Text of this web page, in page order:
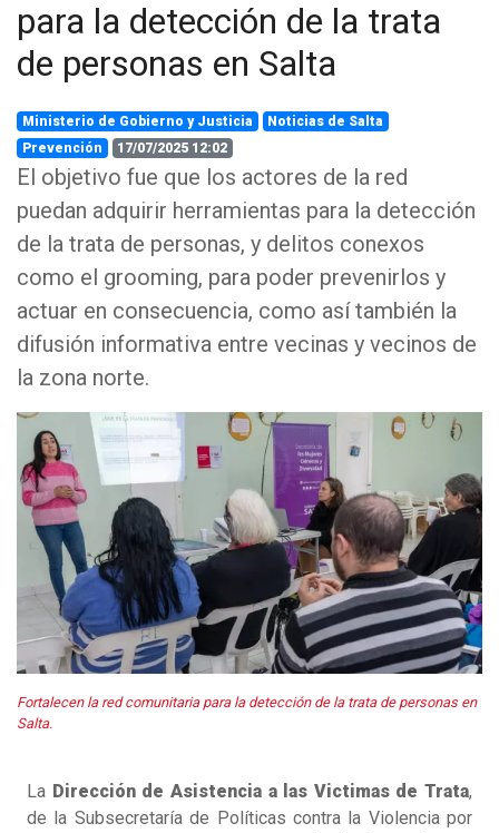
para la detección de la trata
de personas en Salta
Ministerio de Gobierno y Justicia
Noticias de Salta
Prevención
17/07/2025 12:02
El objetivo fue que los actores de la red
puedan adquirir herramientas para la detección
de la trata de personas, y delitos conexos
como el grooming, para poder prevenirlos y
actuar en consecuencia, como así también la
difusión informativa entre vecinas y vecinos de
la zona norte.
Fortalecen la red comunitaria para la detección de la trata de personas en
Salta.
La Dirección de Asistencia a las Victimas de Trata,
de la Subsecretaría de Políticas contra la Violencia por